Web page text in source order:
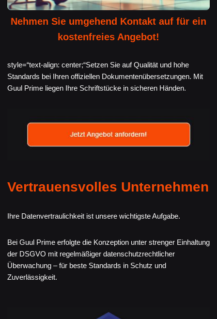
Nehmen Sie umgehend Kontakt auf für ein
kostenfreies Angebot!
style=“text-align: center;“Setzen Sie auf Qualität und hohe
Standards bei Ihren offiziellen Dokumentenübersetzungen. Mit
Guul Prime liegen Ihre Schriftstücke in sicheren Händen.
Vertrauensvolles Unternehmen
Ihre Datenvertraulichkeit ist unsere wichtigste Aufgabe.
Bei Guul Prime erfolgte die Konzeption unter strenger Einhaltung
der DSGVO mit regelmäßiger datenschutzrechtlicher
Überwachung – für beste Standards in Schutz und
Zuverlässigkeit.